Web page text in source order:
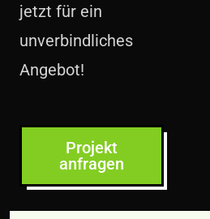
jetzt für ein
unverbindliches
Angebot!
Projekt
anfragen